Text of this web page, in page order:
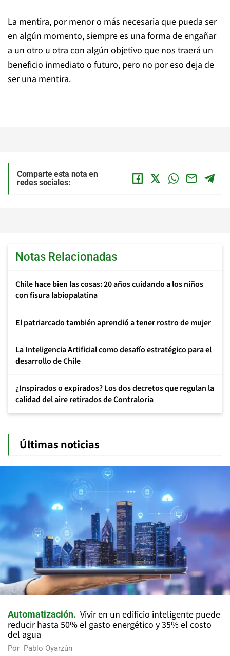
La mentira, por menor o más necesaria que pueda ser
en algún momento, siempre es una forma de engañar
a un otro u otra con algún objetivo que nos traerá un
beneficio inmediato o futuro, pero no por eso deja de
ser una mentira.
Comparte esta nota en
redes sociales:
Notas Relacionadas
Chile hace bien las cosas: 20 años cuidando a los niños
con fisura labiopalatina
El patriarcado también aprendió a tener rostro de mujer
La Inteligencia Artificial como desafío estratégico para el
desarrollo de Chile
¿Inspirados o expirados? Los dos decretos que regulan la
calidad del aire retirados de Contraloría
Últimas noticias
Automatización
Vivir en un edificio inteligente puede
reducir hasta 50% el gasto energético y 35% el costo
del agua
Por Pablo Oyarzún